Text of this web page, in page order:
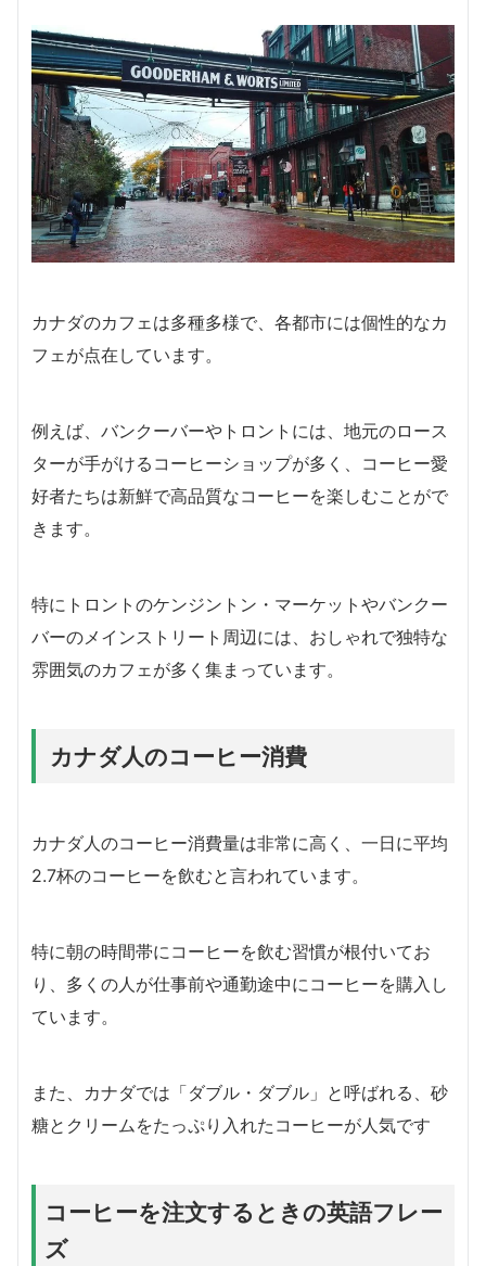
カナダのカフェは多種多様で、各都市には個性的なカ
フェが点在しています。
例えば、バンクーバーやトロントには、地元のロース
ターが手がけるコーヒーショップが多く、コーヒー愛
好者たちは新鮮で高品質なコーヒーを楽しむことがで
きます。
特にトロントのケンジントン・マーケットやバンクー
バーのメインストリート周辺には、おしゃれで独特な
雰囲気のカフェが多く集まっています。
カナダ人のコーヒー消費
カナダ人のコーヒー消費量は非常に高く、一日に平均
2.7杯のコーヒーを飲むと言われています。
特に朝の時間帯にコーヒーを飲む習慣が根付いてお
り、多くの人が仕事前や通勤途中にコーヒーを購入し
ています。
また、カナダでは「ダブル・ダブル」と呼ばれる、砂
糖とクリームをたっぷり入れたコーヒーが人気です
コーヒーを注文するときの英語フレー
ズ